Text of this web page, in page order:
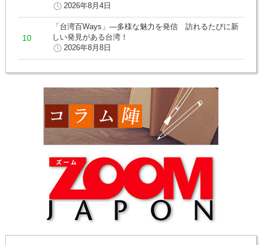
2026年8月4日
「台湾百Ways」―多様な魅力を発信 訪れるたびに新
しい発見がある台湾！
2026年8月8日